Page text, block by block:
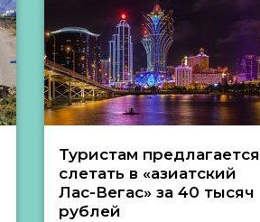
Туристам предлагается
слетать в «азиатский
Лас-Вегас» за 40 тысяч
рублей